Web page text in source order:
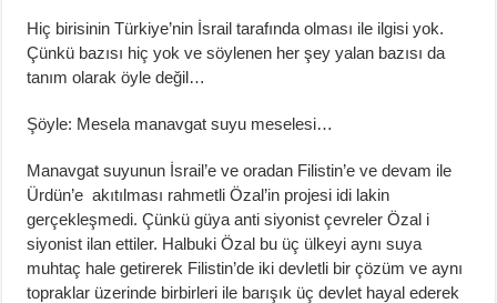
Hiç birisinin Türkiye’nin İsrail tarafında olması ile ilgisi yok.
Çünkü bazısı hiç yok ve söylenen her şey yalan bazısı da
tanım olarak öyle değil…
Şöyle: Mesela manavgat suyu meselesi…
Manavgat suyunun İsrail’e ve oradan Filistin’e ve devam ile
Ürdün’e akıtılması rahmetli Özal’in projesi idi lakin
gerçekleşmedi. Çünkü güya anti siyonist çevreler Özal i
siyonist ilan ettiler. Halbuki Özal bu üç ülkeyi aynı suya
muhtaç hale getirerek Filistin’de iki devletli bir çözüm ve aynı
topraklar üzerinde birbirleri ile barışık üç devlet hayal ederek